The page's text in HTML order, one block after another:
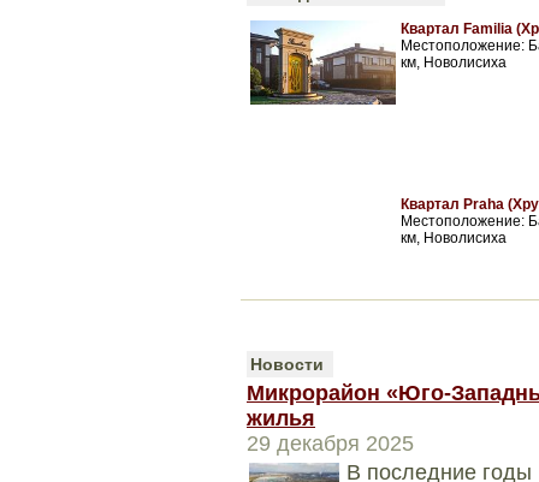
Квартал Familia
Местоположение:
км, Новолисиха
Квартал Praha
Местоположение:
км, Новолисиха
Новости
Микрорайон «Юго-
жилья
29 декабря 2025
В последние годы